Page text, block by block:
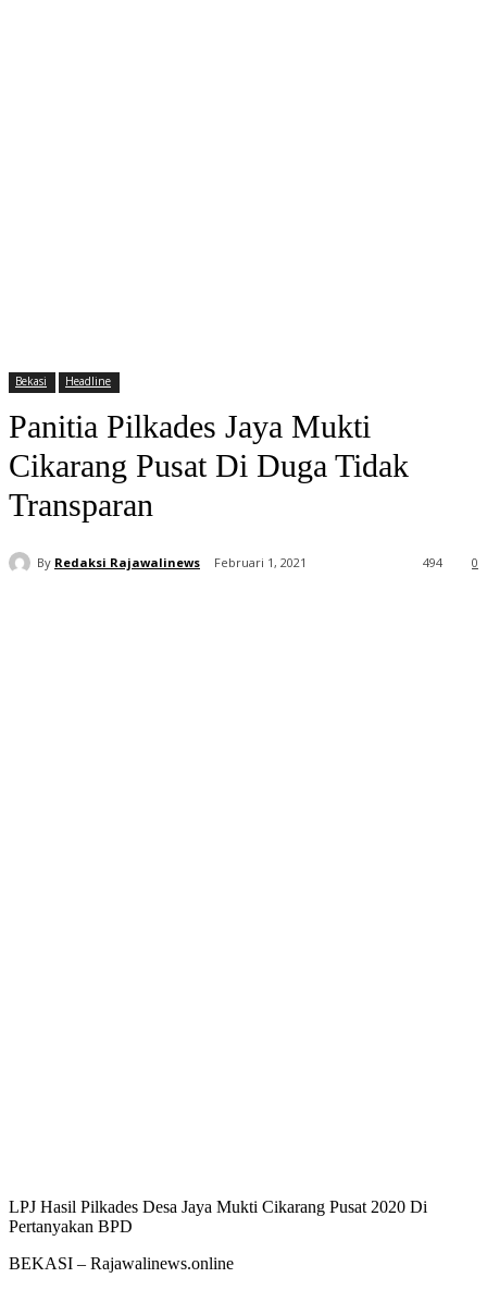
Bekasi Headline
Panitia Pilkades Jaya Mukti
Cikarang Pusat Di Duga Tidak
Transparan
By Redaksi Rajawalinews Februari 1, 2021 0
494
LPJ Hasil Pilkades Desa Jaya Mukti Cikarang Pusat 2020 Di
Pertanyakan BPD
BEKASI – Rajawalinews.online